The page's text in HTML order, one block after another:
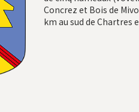
Concrez et Bois de
km au sud de Chartres